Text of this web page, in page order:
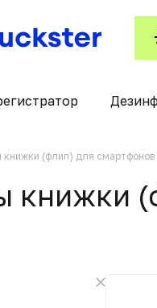
книжки (флип) для смартфонов
книжки